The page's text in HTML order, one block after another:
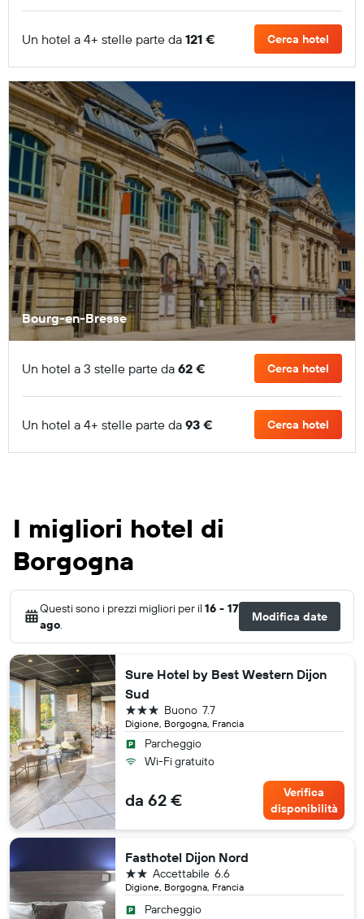
Un hotel a 4+ stelle parte da 121 € Cerca hotel
Bourg-en-Bresse
Un hotel a 3 stelle parte da 62 € Cerca hotel
Un hotel a 4+ stelle parte da 93 € Cerca hotel
I migliori hotel di
Borgogna
Questi sono i prezzi migliori per il 16 - 17
ago.
Modifica date
Sure Hotel by Best Western Dijon
Sud
Digione, Borgogna, Francia
7.7
Buono
3 stelle
Parcheggio
Wi-Fi gratuito
da 62 €
Verifica
disponibilità
Fasthotel Dijon Nord
Digione, Borgogna, Francia
6.6
Accettabile
2 stelle
Parcheggio